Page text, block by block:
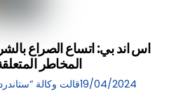
اس اند بي: اتساع الصراع
المخاطر